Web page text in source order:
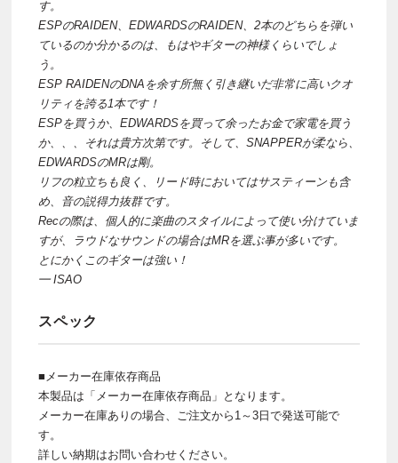
す。
ESPのRAIDEN、EDWARDSのRAIDEN、2本のどちらを弾い
ているのか分かるのは、もはやギターの神様くらいでしょ
う。
ESP RAIDENのDNAを余す所無く引き継いだ非常に高いクオ
リティを誇る1本です！
ESPを買うか、EDWARDSを買って余ったお金で家電を買う
か、、、それは貴方次第です。そして、SNAPPERが柔なら、
EDWARDSのMRは剛。
リフの粒立ちも良く、リード時においてはサスティーンも含
め、音の説得力抜群です。
Recの際は、個人的に楽曲のスタイルによって使い分けていま
すが、ラウドなサウンドの場合はMRを選ぶ事が多いです。
とにかくこのギターは強い！
━ ISAO
スペック
■メーカー在庫依存商品
本製品は「メーカー在庫依存商品」となります。
メーカー在庫ありの場合、ご注文から1～3日で発送可能で
す。
詳しい納期はお問い合わせください。